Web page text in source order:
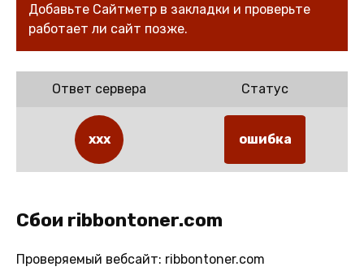
Добавьте Сайтметр в закладки и проверьте
работает ли сайт позже.
Ответ сервера
xxx
Статус
ошибка
Сбои ribbontoner.com
Проверяемый вебсайт: ribbontoner.com